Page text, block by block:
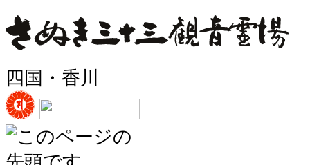
四国・香川